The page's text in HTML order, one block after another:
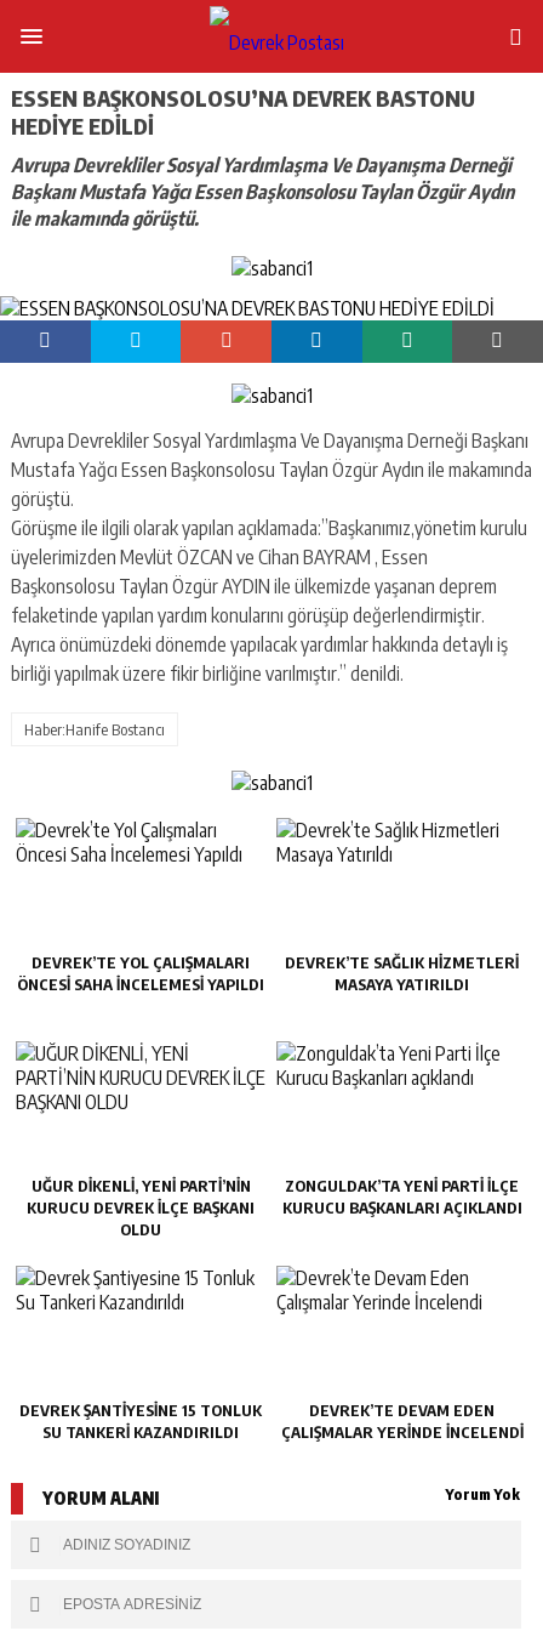
ESSEN BAŞKONSOLOSU’NA DEVREK BASTONU
HEDİYE EDİLDİ
Avrupa Devrekliler Sosyal Yardımlaşma Ve Dayanışma Derneği
Başkanı Mustafa Yağcı Essen Başkonsolosu Taylan Özgür Aydın
ile makamında görüştü.
Avrupa Devrekliler Sosyal Yardımlaşma Ve Dayanışma Derneği Başkanı
Mustafa Yağcı Essen Başkonsolosu Taylan Özgür Aydın ile makamında
görüştü.
Görüşme ile ilgili olarak yapılan açıklamada:”Başkanımız,yönetim kurulu
üyelerimizden Mevlüt ÖZCAN ve Cihan BAYRAM , Essen
Başkonsolosu Taylan Özgür AYDIN ile ülkemizde yaşanan deprem
felaketinde yapılan yardım konularını görüşüp değerlendirmiştir.
Ayrıca önümüzdeki dönemde yapılacak yardımlar hakkında detaylı iş
birliği yapılmak üzere fikir birliğine varılmıştır.” denildi.
Haber:Hanife Bostancı
DEVREK’TE YOL ÇALIŞMALARI
ÖNCESI SAHA İNCELEMESI YAPILDI
DEVREK’TE SAĞLIK HIZMETLERI
MASAYA YATIRILDI
UĞUR DİKENLİ, YENİ PARTİ’NİN
KURUCU DEVREK İLÇE BAŞKANI
OLDU
ZONGULDAK’TA YENI PARTI İLÇE
KURUCU BAŞKANLARI AÇIKLANDI
DEVREK ŞANTIYESINE 15 TONLUK
SU TANKERI KAZANDIRILDI
DEVREK’TE DEVAM EDEN
ÇALIŞMALAR YERINDE İNCELENDI
YORUM ALANI Yorum Yok